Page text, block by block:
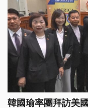
韓國瑜率團拜訪美